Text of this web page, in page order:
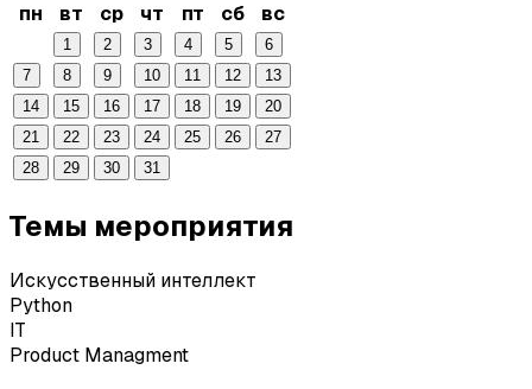
пн
вт ср чт пт сб вс
1 2 3 4 5
6
7
8 9 10 11 12
13
14
15 16 17 18 19
20
21
22 23 24 25 26
27
28
29 30 31
Темы мероприятия
Искусственный интеллект
Python
IT
Product Managment